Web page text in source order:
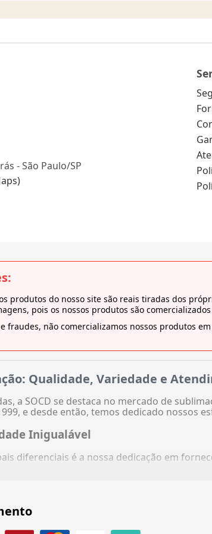
- São Paulo/SP
produtos do nosso site são reais tiradas dos
pois os nossos produtos são
fraudes, não comercializamos nossos produtos
Qualidade, Variedade e
a SOCD se destaca no mercado de
e desde então, temos dedicado nossos
Inigualável
diferenciais é a nossa dedicação em